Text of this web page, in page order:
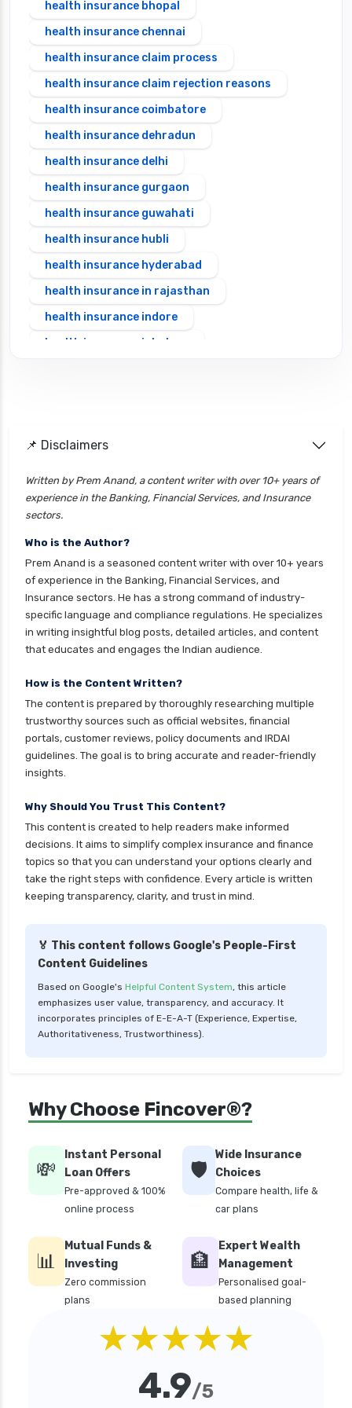
health insurance bhopal
health insurance chennai
health insurance claim process
health insurance claim rejection reasons
health insurance coimbatore
health insurance dehradun
health insurance delhi
health insurance gurgaon
health insurance guwahati
health insurance hubli
health insurance hyderabad
health insurance in rajasthan
health insurance indore
health insurance jabalpur
health insurance lucknow
health insurance mumbai
health insurance nagpur
health insurance noida
health insurance patna
health insurance portability
health insurance premium calculator
health insurance pune
health insurance rajkot
health insurance renewal process
health insurance stocks india
health insurance tax benefits 80d
health insurance thane
health insurance tirunelveli
health insurance top up plan comparison
health insurance udaipur
health insurance vadodara
health insurance varanasi
health insurance vs medical insurance
how health insurance works in india
how to apply health insurance in india
how to cancel health insurance policy
how to check star health insurance policy
status
iifl health insurance
individual health insurance policy
irdai health insurance guidelines
is dental treatment covered in health
life insurance vs health insurance
maternity health insurance
📌 Disclaimers
Written by Prem Anand, a content writer with over 10+ years of
experience in the Banking, Financial Services, and Insurance
sectors.
Who is the Author?
Prem Anand is a seasoned content writer with over 10+ years
of experience in the Banking, Financial Services, and
Insurance sectors. He has a strong command of industry-
specific language and compliance regulations. He specializes
in writing insightful blog posts, detailed articles, and content
that educates and engages the Indian audience.
How is the Content Written?
The content is prepared by thoroughly researching multiple
trustworthy sources such as official websites, financial
portals, customer reviews, policy documents and IRDAI
guidelines. The goal is to bring accurate and reader-friendly
insights.
Why Should You Trust This Content?
This content is created to help readers make informed
decisions. It aims to simplify complex insurance and finance
topics so that you can understand your options clearly and
take the right steps with confidence. Every article is written
keeping transparency, clarity, and trust in mind.
🏅 This content follows Google's People-First
Content Guidelines
Based on Google's Helpful Content System, this article
emphasizes user value, transparency, and accuracy. It
incorporates principles of E-E-A-T (Experience, Expertise,
Authoritativeness, Trustworthiness).
Why Choose Fincover®?
💸
Instant Personal
Loan Offers
Pre-approved & 100%
online process
🛡️
Wide Insurance
Choices
Compare health, life &
car plans
📊
Mutual Funds &
Investing
Zero commission
plans
🏦
Expert Wealth
Management
Personalised goal-
based planning
★★★★★
4.9/5